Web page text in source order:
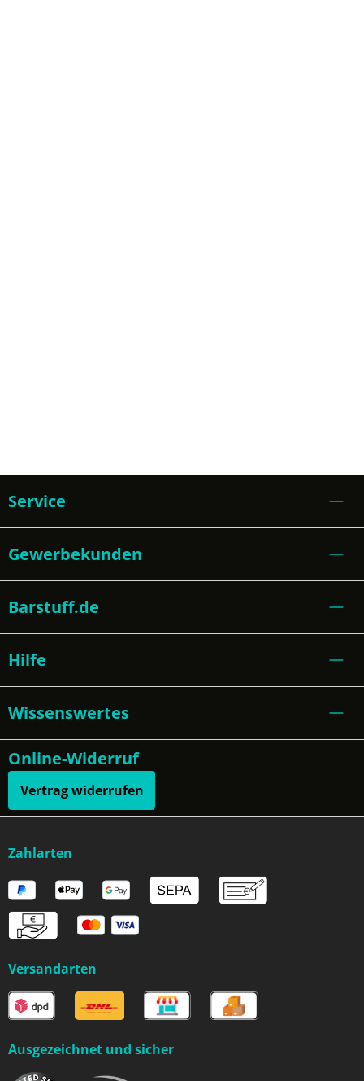
Service
Gewerbekunden
Barstuff.de
Hilfe
Wissenswertes
Online-Widerruf
Vertrag widerrufen
Zahlarten
Versandarten
Ausgezeichnet und sicher